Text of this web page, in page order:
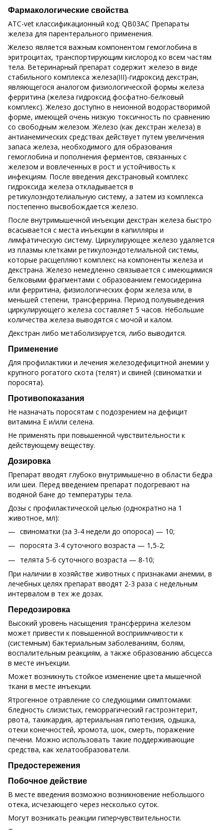
Фармакологические свойства
АТС-vet классификационный код: QB03AC Препараты
железа для парентерального применения.
Железо является важным компонентом гемоглобина в
эритроцитах, транспортирующим кислород ко всем частям
тела. Ветеринарный препарат содержит железо в виде
стабильного комплекса железа(III)-гидроксид декстран,
являющегося аналогом физиологической формы железа
ферритина (железа гидроксид фосфатно-белковый
комплекс). Железо доступно в неионной водорастворимой
форме, имеющей очень низкую токсичность по сравнению
со свободным железом. Железо (как декстран железа) в
антианемических средствах действует путем увеличения
запаса железа, необходимого для образования
гемоглобина и пополнения ферментов, связанных с
железом и вовлеченных в рост и устойчивость к
инфекциям. После введения декстрановый комплекс
гидроксида железа откладывается в
ретикулоэндотелиальную систему, а затем из комплекса
постепенно высвобождается железо.
После внутримышечной инъекции декстран железа быстро
всасывается с места инъекции в капилляры и
лимфатическую систему. Циркулирующее железо удаляется
из плазмы клетками ретикулоэндотелиальной системы,
которые расщепляют комплекс на компоненты железа и
декстрана. Железо немедленно связывается с имеющимися
белковыми фрагментами с образованием гемосидерина
или ферритина, физиологических форм железа или, в
меньшей степени, трансферрина. Период полувыведения
циркулирующего железа составляет 5 часов. Небольшие
количества железа выводятся с мочой и калом.
Декстран либо метаболизируется, либо выводится.
Применение
Для профилактики и лечения железодефицитной анемии у
крупного рогатого скота (телят) и свиней (свиноматки и
поросята).
Противопоказания
Не назначать поросятам с подозрением на дефицит
витамина Е и/или селена.
Не применять при повышенной чувствительности к
действующему веществу.
Дозировка
Препарат вводят глубоко внутримышечно в области бедра
или шеи. Перед введением препарат подогревают на
водяной бане до температуры тела.
Дозы с профилактической целью (однократно на 1
животное, мл):
свиноматки (за 3-4 недели до опороса) — 10;
поросята 3-4 суточного возраста — 1,5-2;
телята 5-6 суточного возраста — 8-10;
При наличии в хозяйстве животных с признаками анемии, в
лечебных целях препарат вводят 2-3 раза с недельным
интервалом в тех же дозах.
Передозировка
Высокий уровень насыщения трансферрина железом
может привести к повышенной восприимчивости к
(системным) бактериальным заболеваниям, болям,
воспалительным реакциям, а также образованию абсцесса
в месте инъекции.
Может возникнуть стойкое изменение цвета мышечной
ткани в месте инъекции.
Ятрогенное отравление со следующими симптомами:
бледность слизистых, геморрагический гастроэнтерит,
рвота, тахикардия, артериальная гипотензия, одышка,
отеки конечностей, хромота, шок, смерть, поражение
печени. Можно использовать такие поддерживающие
средства, как хелатообразователи.
Предостережения
Побочное действие
В месте введения возможно возникновение небольшого
отека, исчезающего через несколько суток.
Могут возникать реакции гиперчувствительности.